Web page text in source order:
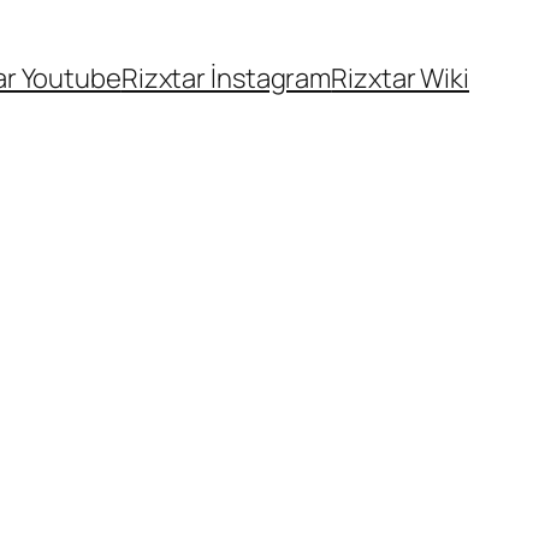
YoutubeRizxtar İnstagramRizxtar Wiki